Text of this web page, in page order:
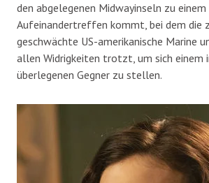
den abgelegenen Midwayinseln zu
Aufeinandertreffen kommt, bei dem die
geschwächte US-amerikanische Marine
allen Widrigkeiten trotzt, um sich einem
überlegenen Gegner zu stellen.